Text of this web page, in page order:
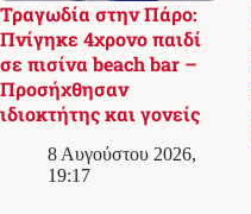
Τραγωδία στην Πάρο:
Πνίγηκε 4χρονο παιδί
σε πισίνα beach bar –
Προσήχθησαν
ιδιοκτήτης και γονείς
8 Αυγούστου 2026,
19:17